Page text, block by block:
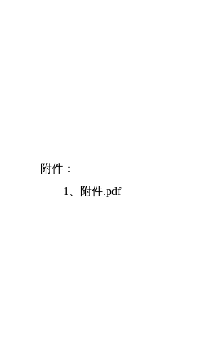
附件：
1、
附件.pdf